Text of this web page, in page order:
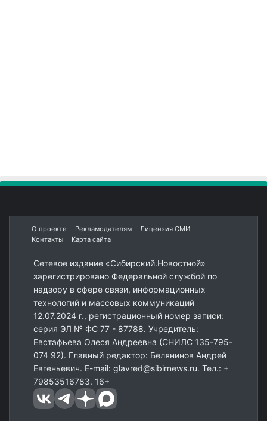
О проекте Рекламодателям
Лицензия СМИ
Контакты
Карта сайта
Сетевое издание «Сибирский.Новостной»
зарегистрировано Федеральной службой по
надзору в сфере связи, информационных
технологий и массовых коммуникаций
12.07.2024 г., регистрационный номер записи:
серия ЭЛ № ФС 77 - 87788. Учредитель:
Евстафьева Олеся Андреевна (СНИЛС 135-795-
074 92). Главный редактор: Белянинов Андрей
Евгеньевич. E-mail: glavred@sibirnews.ru. Тел.: +
79853516783. 16+